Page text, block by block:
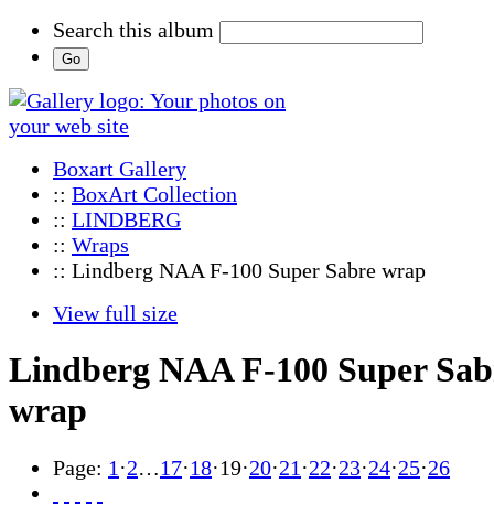
Search this album
Boxart Gallery
:: BoxArt Collection
:: LINDBERG
:: Wraps
:: Lindberg NAA F-100 Super Sabre wrap
View full size
Lindberg NAA F-100 Super
wrap
Page: 1 ·2…17·18·19·20·21 ·22·23·24·25·26